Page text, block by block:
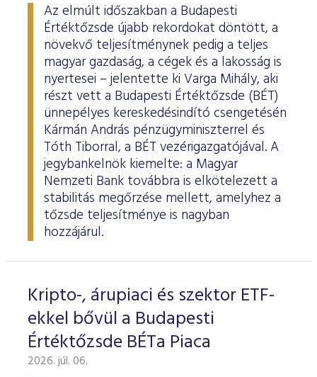
Az elmúlt időszakban a Budapesti
Értéktőzsde újabb rekordokat döntött, a
növekvő teljesítménynek pedig a teljes
magyar gazdaság, a cégek és a lakosság is
nyertesei – jelentette ki Varga Mihály, aki
részt vett a Budapesti Értéktőzsde (BÉT)
ünnepélyes kereskedésindító csengetésén
Kármán András pénzügyminiszterrel és
Tóth Tiborral, a BÉT vezérigazgatójával. A
jegybankelnök kiemelte: a Magyar
Nemzeti Bank továbbra is elkötelezett a
stabilitás megőrzése mellett, amelyhez a
tőzsde teljesítménye is nagyban
hozzájárul.
Kripto-, árupiaci és szektor ETF-
ekkel bővül a Budapesti
Értéktőzsde BÉTa Piaca
2026. júl. 06.